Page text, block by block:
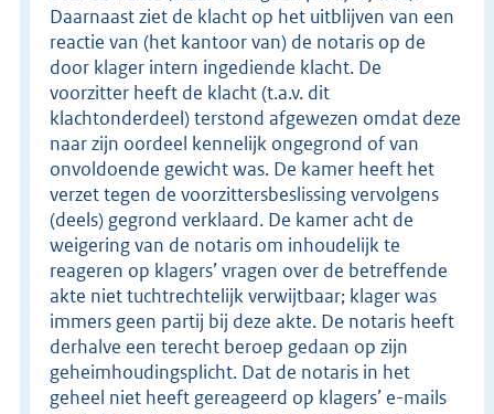
Daarnaast ziet de klacht op het uitblijven van een
reactie van (het kantoor van) de notaris op de
door klager intern ingediende klacht. De
voorzitter heeft de klacht (t.a.v. dit
klachtonderdeel) terstond afgewezen omdat deze
naar zijn oordeel kennelijk ongegrond of van
onvoldoende gewicht was. De kamer heeft het
verzet tegen de voorzittersbeslissing vervolgens
(deels) gegrond verklaard. De kamer acht de
weigering van de notaris om inhoudelijk te
reageren op klagers’ vragen over de betreffende
akte niet tuchtrechtelijk verwijtbaar; klager was
immers geen partij bij deze akte. De notaris heeft
derhalve een terecht beroep gedaan op zijn
geheimhoudingsplicht. Dat de notaris in het
geheel niet heeft gereageerd op klagers’ e-mails